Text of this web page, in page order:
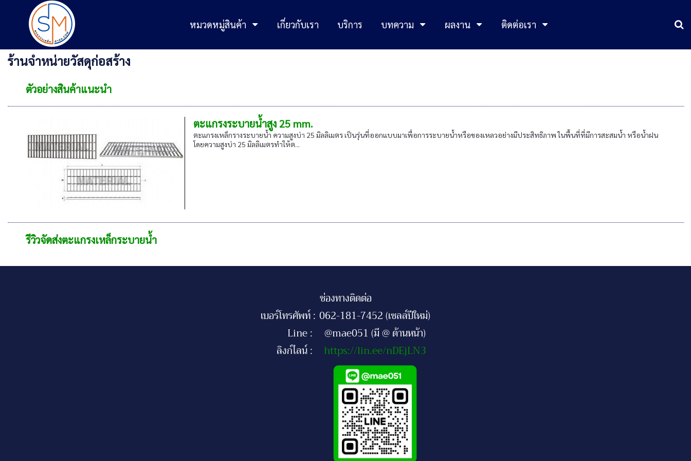
หมวดหมู่สินค้า เกี่ยวกับเรา บริการ บทความ ผลงาน ติดต่อเรา
ร้านจำหน่ายวัสดุก่อสร้าง
ตัวอย่างสินค้าแนะนำ
ตะแกรงระบายน้ำสูง 25 mm.
ตะแกรงเหล็กรางระบายน้ำ ความสูงบ่า 25 มิลลิเมตร เป็นรุ่นที่ออกแบบมาเพื่อการระบายน้ำหรือของเหลวอย่างมีประสิทธิภาพ ในพื้นที่ที่มีการสะสมน้ำ หรือน้ำฝน
โดยความสูงบ่า 25 มิลลิเมตรทำให้ต...
รีวิวจัดส่งตะแกรงเหล็กระบายน้ำ
ช่องทางติดต่อ
เบอร์โทรศัพท์ : 062-181-7452 (เซลล์ปีใหม่)
Line :
@mae051 (มี @ ด้านหน้า)
ลิงก์ไลน์ :
https://lin.ee/nDEjLN3